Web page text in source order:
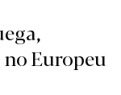
Europeu